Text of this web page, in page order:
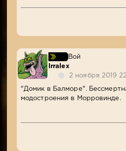
Вой
lrralex
2 ноября 2019
"Домик в Балморе".
модостроения в Морровинде.